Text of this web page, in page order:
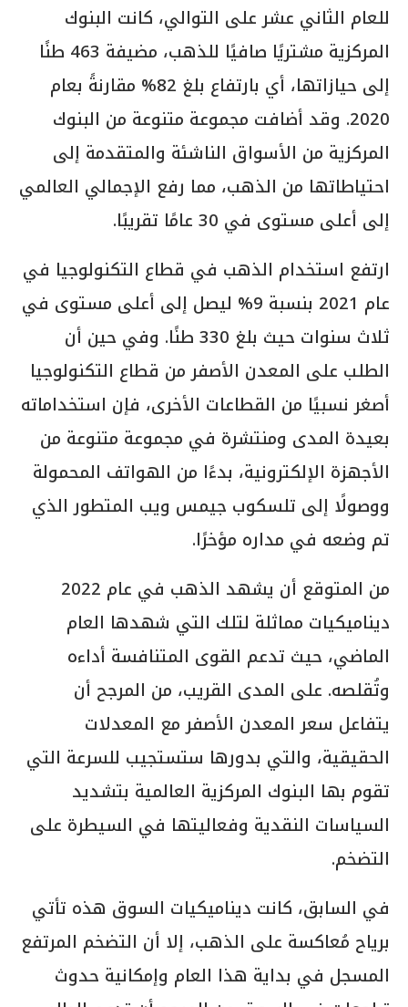
للعام الثاني عشر على التوالي، كانت البنوك
المركزية مشتريًا صافيًا للذهب، مضيفة 463 طنًا
إلى حيازاتها، أي بارتفاع بلغ 82% مقارنةً بعام
2020. وقد أضافت مجموعة متنوعة من البنوك
المركزية من الأسواق الناشئة والمتقدمة إلى
احتياطاتها من الذهب، مما رفع الإجمالي العالمي
إلى أعلى مستوى في 30 عامًا تقريبًا.
ارتفع استخدام الذهب في قطاع التكنولوجيا في
عام 2021 بنسبة 9% ليصل إلى أعلى مستوى في
ثلاث سنوات حيث بلغ 330 طنًا. وفي حين أن
الطلب على المعدن الأصفر من قطاع التكنولوجيا
أصغر نسبيًا من القطاعات الأخرى، فإن استخداماته
بعيدة المدى ومنتشرة في مجموعة متنوعة من
الأجهزة الإلكترونية، بدءًا من الهواتف المحمولة
ووصولًا إلى تلسكوب جيمس ويب المتطور الذي
تم وضعه في مداره مؤخرًا.
من المتوقع أن يشهد الذهب في عام 2022
ديناميكيات مماثلة لتلك التي شهدها العام
الماضي، حيث تدعم القوى المتنافسة أداءه
وتُقلصه. على المدى القريب، من المرجح أن
يتفاعل سعر المعدن الأصفر مع المعدلات
الحقيقية، والتي بدورها ستستجيب للسرعة التي
تقوم بها البنوك المركزية العالمية بتشديد
السياسات النقدية وفعاليتها في السيطرة على
التضخم.
في السابق، كانت ديناميكيات السوق هذه تأتي
برياح مُعاكسة على الذهب، إلا أن التضخم المرتفع
المسجل في بداية هذا العام وإمكانية حدوث